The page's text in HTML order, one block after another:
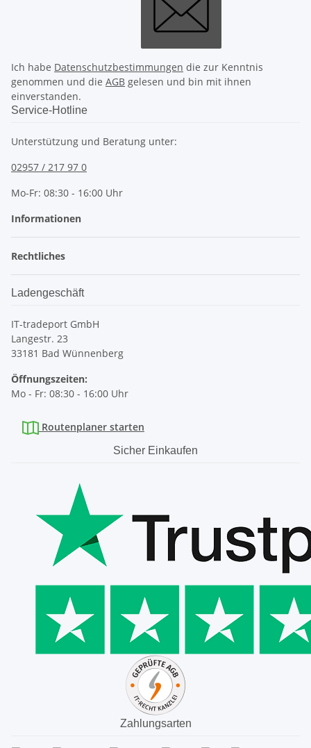
Ich habe Datenschutzbestimmungen die zur Kenntnis
genommen und die AGB gelesen und bin mit ihnen
einverstanden.
Service-Hotline
Unterstützung und Beratung unter:
02957 / 217 97 0
Mo-Fr: 08:30 - 16:00 Uhr
Informationen
Rechtliches
Ladengeschäft
IT-tradeport GmbH
Langestr. 23
33181 Bad Wünnenberg
Öffnungszeiten:
Mo - Fr: 08:30 - 16:00 Uhr
Routenplaner starten
Sicher Einkaufen
Zahlungsarten